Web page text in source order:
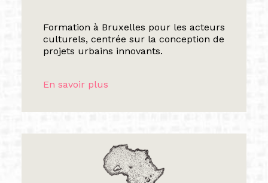
Formation à Bruxelles pour les acteurs
culturels, centrée sur la conception de
projets urbains innovants.
En savoir plus